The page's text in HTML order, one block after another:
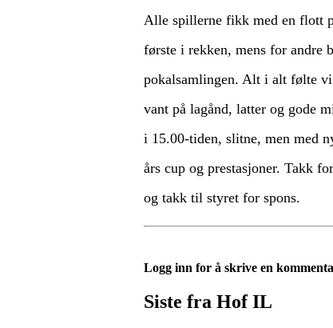
Alle spillerne fikk med en flott
første i rekken, mens for andre
pokalsamlingen. Alt i alt følte
vant på lagånd, latter og gode
i 15.00-tiden, slitne, men med
års cup og prestasjoner. Takk
og takk til styret for spons.
Logg inn for å skrive en
Siste fra Hof IL